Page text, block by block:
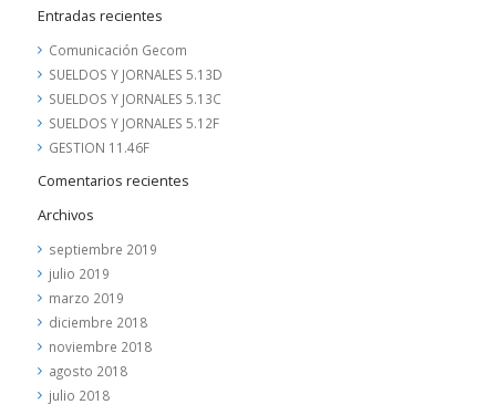
Entradas recientes
Comunicación Gecom
SUELDOS Y JORNALES 5.13D
SUELDOS Y JORNALES 5.13C
SUELDOS Y JORNALES 5.12F
GESTION 11.46F
Comentarios recientes
Archivos
septiembre 2019
julio 2019
marzo 2019
diciembre 2018
noviembre 2018
agosto 2018
julio 2018